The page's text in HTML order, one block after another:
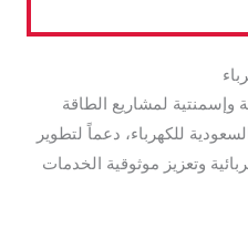
لمشاريع الطاقة
للكهرباء، دعماً لتطوير
وتعزيز موثوقية الخدمات